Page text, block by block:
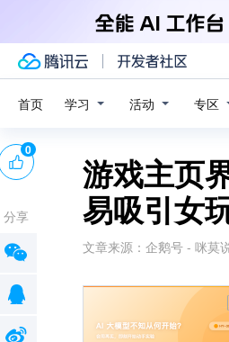
首页 学习 活动 专区
游戏主页
易吸引女
文章来源： 企鹅号 - 咪莫
0
分享